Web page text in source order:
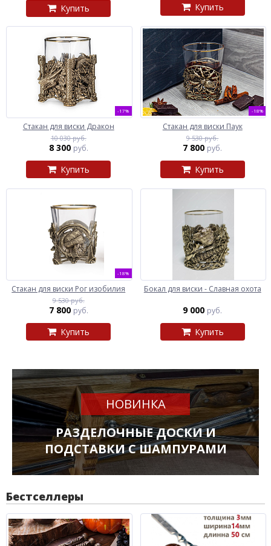
Купить Купить
-17%
Стакан для виски Дракон
10 030 руб.
8 300 руб.
Купить
-18%
Стакан для виски Паук
9 530 руб.
7 800 руб.
Купить
-18%
Стакан для виски Рог изобилия
9 530 руб.
7 800 руб.
Купить
Бокал для виски - Славная охота
9 000 руб.
Купить
НОВИНКА
РАЗДЕЛОЧНЫЕ ДОСКИ И
ПОДСТАВКИ С ШАМПУРАМИ
Бестселлеры